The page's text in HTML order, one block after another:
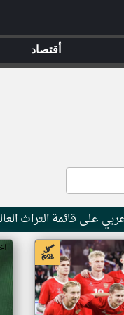
على قائمة التراث
أقتصاد